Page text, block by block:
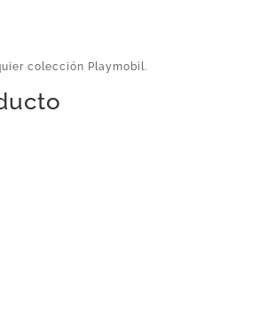
colección Playmobil.